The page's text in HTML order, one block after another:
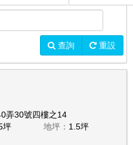
查詢 重設
弄30號四樓之14
坪 地坪： 1.5坪